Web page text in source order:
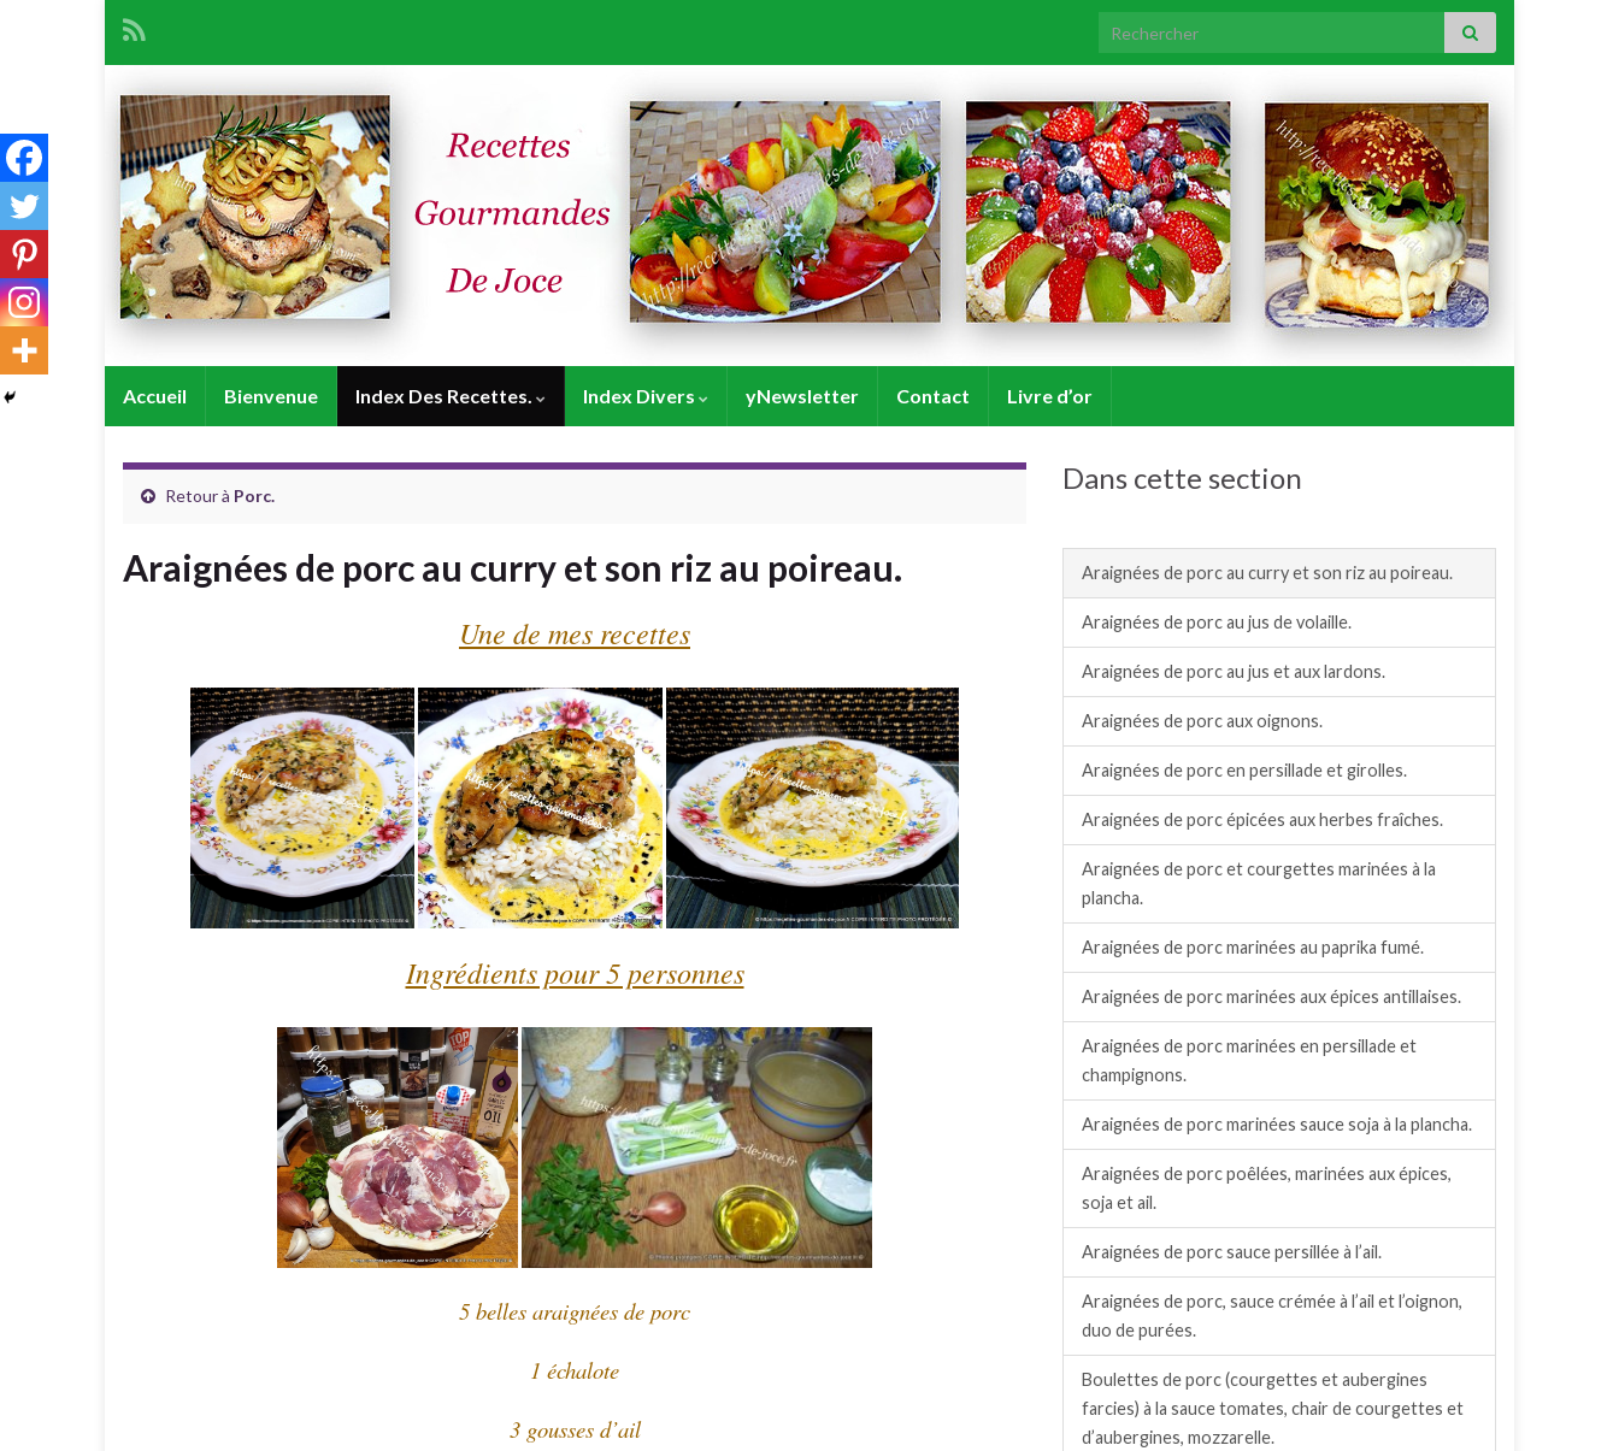
Search for:
Accueil Bienvenue Index Des Recettes. Index Divers yNewsletter Contact Livre d’or
Retour à Porc.
Araignées de porc au curry et son riz au poireau.
Une de mes recettes
Ingrédients pour 5 personnes
5 belles araignées de porc
1 échalote
3 gousses d’ail
Dans cette section
Araignées de porc au curry et son riz au poireau.
Araignées de porc au jus de volaille.
Araignées de porc au jus et aux lardons.
Araignées de porc aux oignons.
Araignées de porc en persillade et girolles.
Araignées de porc épicées aux herbes fraîches.
Araignées de porc et courgettes marinées à la
plancha.
Araignées de porc marinées au paprika fumé.
Araignées de porc marinées aux épices antillaises.
Araignées de porc marinées en persillade et
champignons.
Araignées de porc marinées sauce soja à la plancha.
Araignées de porc poêlées, marinées aux épices,
soja et ail.
Araignées de porc sauce persillée à l’ail.
Araignées de porc, sauce crémée à l’ail et l’oignon,
duo de purées.
Boulettes de porc (courgettes et aubergines
farcies) à la sauce tomates, chair de courgettes et
d’aubergines, mozzarelle.